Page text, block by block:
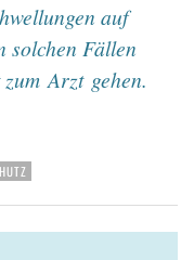
auf
solchen Fällen
Arzt gehen.